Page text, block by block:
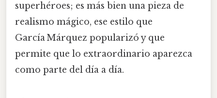
superhéroes; es más bien una pieza de
realismo mágico, ese estilo que
García Márquez popularizó y que
permite que lo extraordinario aparezca
como parte del día a día.